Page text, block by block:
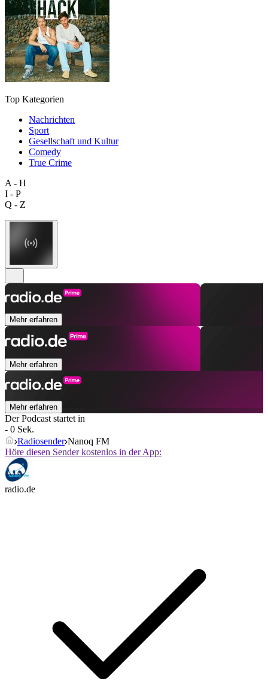
Top Kategorien
Nachrichten
Sport
Gesellschaft und Kultur
Comedy
True Crime
A - H
I - P
Q - Z
Mehr erfahren
Mehr erfahren
Mehr erfahren
Der Podcast startet in
- 0 Sek.
Radiosender Nanoq FM
Höre diesen Sender kostenlos in der App:
radio.de